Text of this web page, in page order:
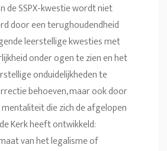
de SSPX-kwestie wordt niet
door een terughoudendheid
leerstellige kwesties met
onder ogen te zien en het
onduidelijkheden te
behoeven, maar ook door
die zich de afgelopen
Kerk heeft ontwikkeld:
van het legalisme of